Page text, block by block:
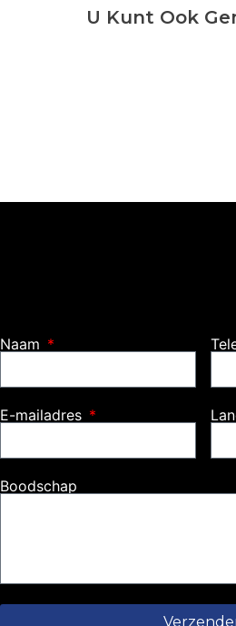
U Kunt Ook
Naam
E-mailadres
Boodschap